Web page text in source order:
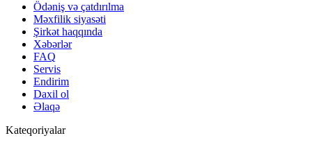
Ödəniş və çatdırılma
Məxfilik siyasəti
Şirkət haqqında
Xəbərlər
FAQ
Servis
Endirim
Daxil ol
Əlaqə
Kateqoriyalar